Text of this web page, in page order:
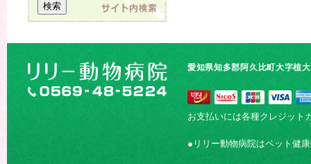
愛知県知多郡阿久比町大字植
お支払いには各種クレジット
●リリー動物病院はペット健